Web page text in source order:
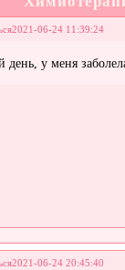
2021-06-24 11:39:24
день, у меня
2021-06-24 20:45:40